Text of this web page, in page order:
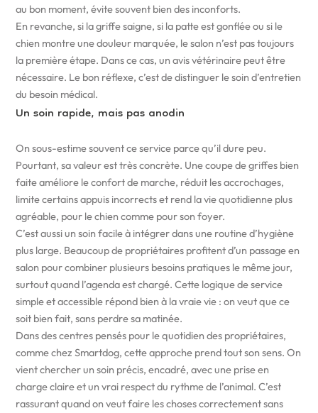
au bon moment, évite souvent bien des inconforts.
En revanche, si la griffe saigne, si la patte est gonflée ou si le
chien montre une douleur marquée, le salon n’est pas toujours
la première étape. Dans ce cas, un avis vétérinaire peut être
nécessaire. Le bon réflexe, c’est de distinguer le soin d’entretien
du besoin médical.
Un soin rapide, mais pas anodin
On sous-estime souvent ce service parce qu’il dure peu.
Pourtant, sa valeur est très concrète. Une coupe de griffes bien
faite améliore le confort de marche, réduit les accrochages,
limite certains appuis incorrects et rend la vie quotidienne plus
agréable, pour le chien comme pour son foyer.
C’est aussi un soin facile à intégrer dans une routine d’hygiène
plus large. Beaucoup de propriétaires profitent d’un passage en
salon pour combiner plusieurs besoins pratiques le même jour,
surtout quand l’agenda est chargé. Cette logique de service
simple et accessible répond bien à la vraie vie : on veut que ce
soit bien fait, sans perdre sa matinée.
Dans des centres pensés pour le quotidien des propriétaires,
comme chez Smartdog, cette approche prend tout son sens. On
vient chercher un soin précis, encadré, avec une prise en
charge claire et un vrai respect du rythme de l’animal. C’est
rassurant quand on veut faire les choses correctement sans